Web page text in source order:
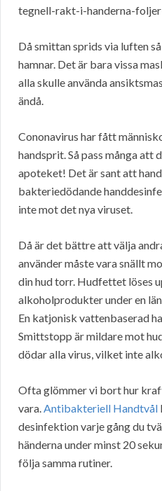
tegnell-rakt-i-handerna-
Då smittan sprids via luften
hamnar. Det är bara vissa
alla skulle använda
ändå.
Cononavirus har fått
handsprit. Så pass många att
apoteket! Det är sant att
bakteriedödande
inte mot det nya viruset.
Då är det bättre att välja
använder måste vara snällt
din hud torr. Hudfettet löses
alkoholprodukter under en
En katjonisk vattenbaserad
Smittstopp är mildare mot
dödar alla virus, vilket inte
Ofta glömmer vi bort hur
vara.Antibakteriell Handtvål
desinfektion varje gång du
händerna under minst 20
följa samma rutiner.